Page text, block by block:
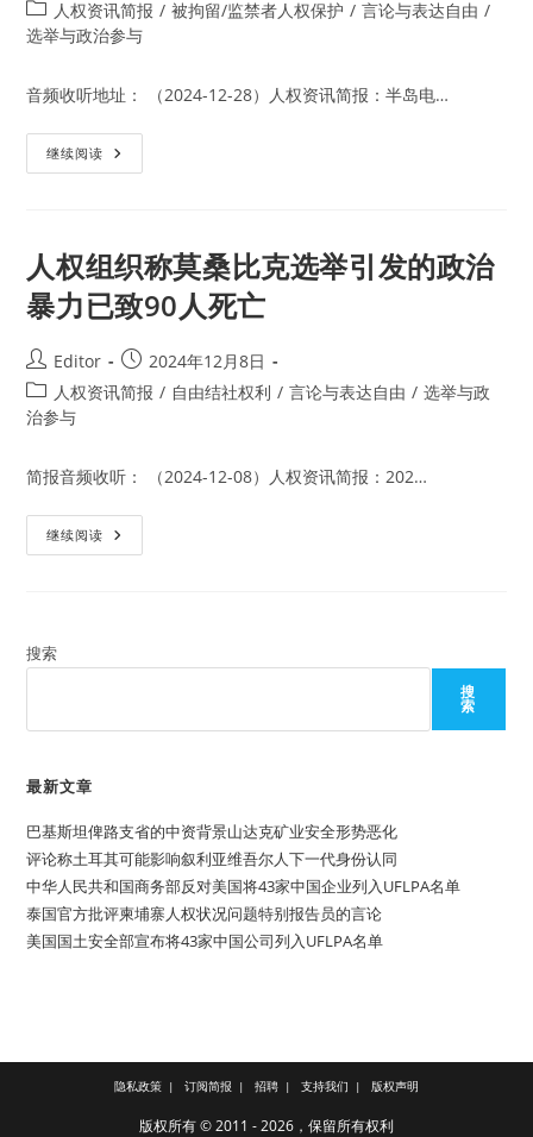
治
危
公
民
议
持
续
Post
category:
人权资讯简报 / 被拘留/监禁者人权保护 / 言论与表达自由 /
选举与政治参与
音频收听地址： （2024-12-28）人权资讯简报：半岛电…
继续阅读 莫
桑
6000
名
服
刑
人
狱，
33
人
人权组织称莫桑比克选举引发的政治
暴力已致90人死亡
Post
author:
Editor
Post
published:
2024年12月8日
Post
category:
人权资讯简报 / 自由结社权利 / 言论与表达自由 / 选举与政
治参与
简报音频收听： （2024-12-08）人权资讯简报：202…
继续阅读 人
权
克
发
已
致
90
人
死
亡
搜索
搜
索
最新文章
巴基斯坦俾路支省的中资背景山达克矿业安全形势恶化
评论称土耳其可能影响叙利亚维吾尔人下一代身份认同
中华人民共和国商务部反对美国将43家中国企业列入UFLPA名单
泰国官方批评柬埔寨人权状况问题特别报告员的言论
美国国土安全部宣布将43家中国公司列入UFLPA名单
隐私政策 订阅简报 招聘 支持我们 版权声明
版权所有 © 2011 - 2026，保留所有权利